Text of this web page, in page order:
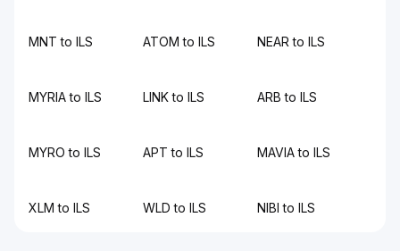
MNT to ILS ATOM to ILS NEAR to ILS
MYRIA to ILS LINK to ILS ARB to ILS
MYRO to ILS APT to ILS MAVIA to ILS
XLM to ILS WLD to ILS NIBI to ILS